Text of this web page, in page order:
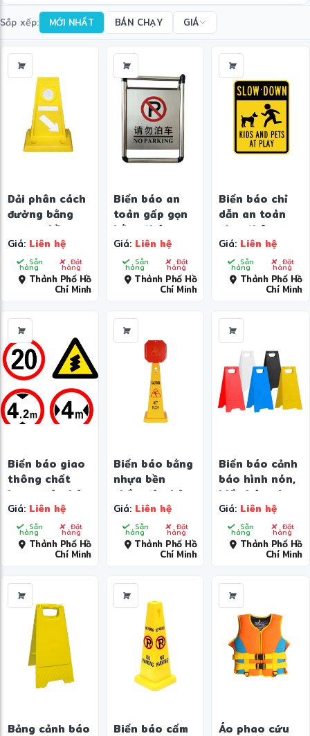
Sắp xếp: MỚI NHẤT BÁN CHẠY GIÁ
Dải phân cách
đường bằng
cao su bền
chắc
Giá: Liên hệ
Sẵn
hàng Đặt
hàng
Thành Phố Hồ
Chí Minh
Biển báo an
toàn gấp gọn
bằng thép
không gỉ
Giá: Liên hệ
Sẵn
hàng Đặt
hàng
Thành Phố Hồ
Chí Minh
Biển báo chỉ
dẫn an toàn
giao thông
Giá: Liên hệ
Sẵn
hàng Đặt
hàng
Thành Phố Hồ
Chí Minh
Biển báo giao
thông chất
lượng đảm bảo
Giá: Liên hệ
Sẵn
hàng Đặt
hàng
Thành Phố Hồ
Chí Minh
Biển báo bằng
nhựa bền
chắc, đảm bảo
an toàn
Giá: Liên hệ
Sẵn
hàng Đặt
hàng
Thành Phố Hồ
Chí Minh
Biển báo cảnh
báo hình nón,
biển báo vệ
sinh đường bộ,
biển báo an
toàn giao
thông, biển
cấm đỗ xe,
biển báo nguy
hiểm
Giá: Liên hệ
Sẵn
hàng Đặt
hàng
Thành Phố Hồ
Chí Minh
Bảng cảnh báo Biển báo cấm Áo phao cứu